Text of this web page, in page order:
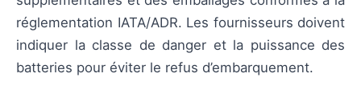
réglementation IATA/ADR. Les fournisseurs doivent
indiquer la classe de danger et la puissance des
batteries pour éviter le refus d’embarquement.